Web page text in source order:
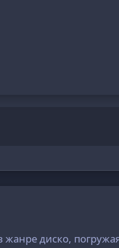
жанре диско,